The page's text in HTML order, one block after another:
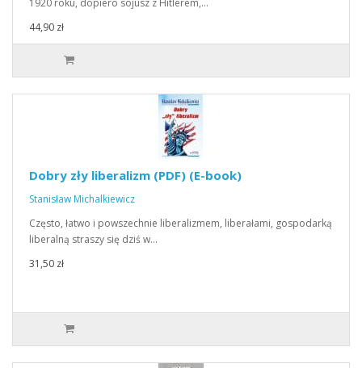
1920 roku, dopiero sojusz z Hitlerem,…
44,90 zł
Dobry zły liberalizm (PDF) (E-book)
Stanisław Michalkiewicz
Często, łatwo i powszechnie liberalizmem, liberałami, gospodarką
liberalną straszy się dziś w…
31,50 zł